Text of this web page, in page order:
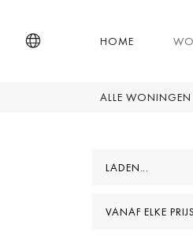
HOME
ALLE WONINGEN
LADEN...
VANAF ELKE PRIJS